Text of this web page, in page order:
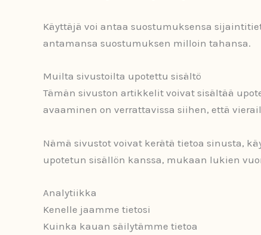
Käyttäjä voi antaa suostumuksensa
antamansa suostumuksen milloin tahansa.
Muilta sivustoilta upotettu sisältö
Tämän sivuston artikkelit voivat sisältää
avaaminen on verrattavissa siihen, että
Nämä sivustot voivat kerätä tietoa sinusta,
upotetun sisällön kanssa, mukaan lukien
Analytiikka
Kenelle jaamme tietosi
Kuinka kauan säilytämme tietoa